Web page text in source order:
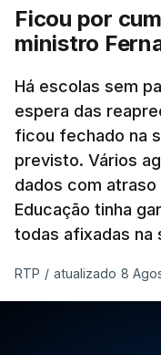
Ficou por
ministro
Há escolas sem
espera das
ficou fechado na
previsto. Vários
dados com
Educação tinha
todas afixadas na
RTP / atualizado 8